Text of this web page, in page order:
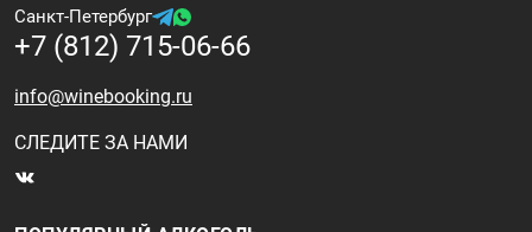
Санкт-Петербург
+7 (812) 715-06-66
info@winebooking.ru
СЛЕДИТЕ ЗА НАМИ